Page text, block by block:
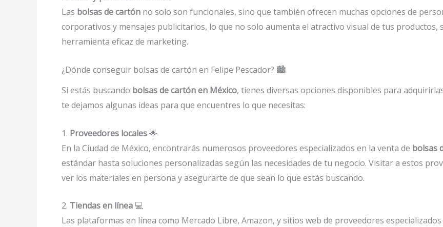
Las bolsas de cartón no solo son funcionales, sino que también ofrecen muchas opciones de
corporativos y mensajes publicitarios, lo que no solo aumenta el atractivo visual de tus productos,
herramienta eficaz de marketing.
¿Dónde conseguir bolsas de cartón en Felipe Pescador? 🏙️
Si estás buscando bolsas de cartón en México, tienes diversas opciones disponibles para
te dejamos algunas ideas para que encuentres lo que necesitas:
1. Proveedores locales🌟
En la Ciudad de México, encontrarás numerosos proveedores especializados en la venta de bolsas
estándar hasta soluciones personalizadas según las necesidades de tu negocio. Visitar a estos
ver los materiales en persona y asegurarte de que sean lo que estás buscando.
2. Tiendas en línea 💻
Las plataformas en línea como Mercado Libre, Amazon, y sitios web de proveedores